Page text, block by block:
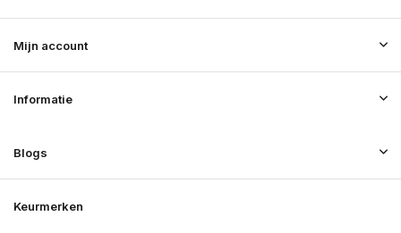
Mijn account
Informatie
Blogs
Keurmerken